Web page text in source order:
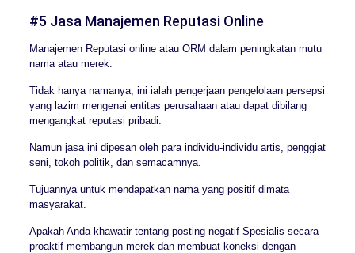
#5 Jasa Manajemen Reputasi Online
Manajemen Reputasi online atau ORM dalam peningkatan mutu
nama atau merek.
Tidak hanya namanya, ini ialah pengerjaan pengelolaan persepsi
yang lazim mengenai entitas perusahaan atau dapat dibilang
mengangkat reputasi pribadi.
Namun jasa ini dipesan oleh para individu-individu artis, penggiat
seni, tokoh politik, dan semacamnya.
Tujuannya untuk mendapatkan nama yang positif dimata
masyarakat.
Apakah Anda khawatir tentang posting negatif Spesialis secara
proaktif membangun merek dan membuat koneksi dengan